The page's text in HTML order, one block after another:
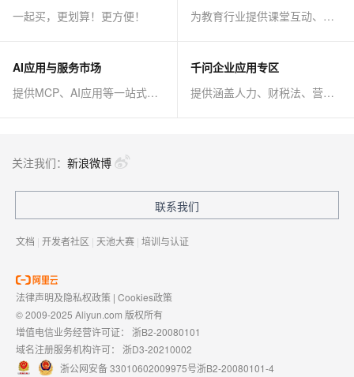
一起买，更划算！更方便！
为教育行业提供课堂互动、课程制作等AI方案
AI应用与服务市场
提供MCP、AI应用等一站式AI解决方案
千问企业应用专区
提供涵盖人力、财税法、营销、客服等AI方案
关注我们： 新浪微博
联系我们
文档 | 开发者社区 | 天池大赛 | 培训与认证
法律声明及隐私权政策 | Cookies政策
© 2009-2025 Aliyun.com 版权所有
增值电信业务经营许可证： 浙B2-20080101
域名注册服务机构许可： 浙D3-20210002
浙公网安备 33010602009975号浙B2-20080101-4